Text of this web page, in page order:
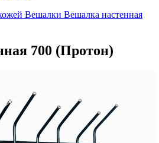
Вешалки Вешалка настенная
700 (Протон)